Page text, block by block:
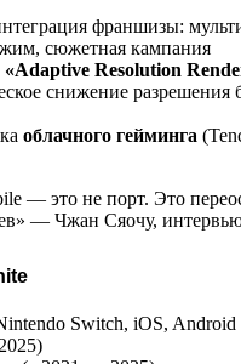
франшизы:
сюжетная кампания
Resolution
снижение разрешения
облачного гейминга
— это не порт. Это
— Чжан Сяочу,
Switch, iOS, Android